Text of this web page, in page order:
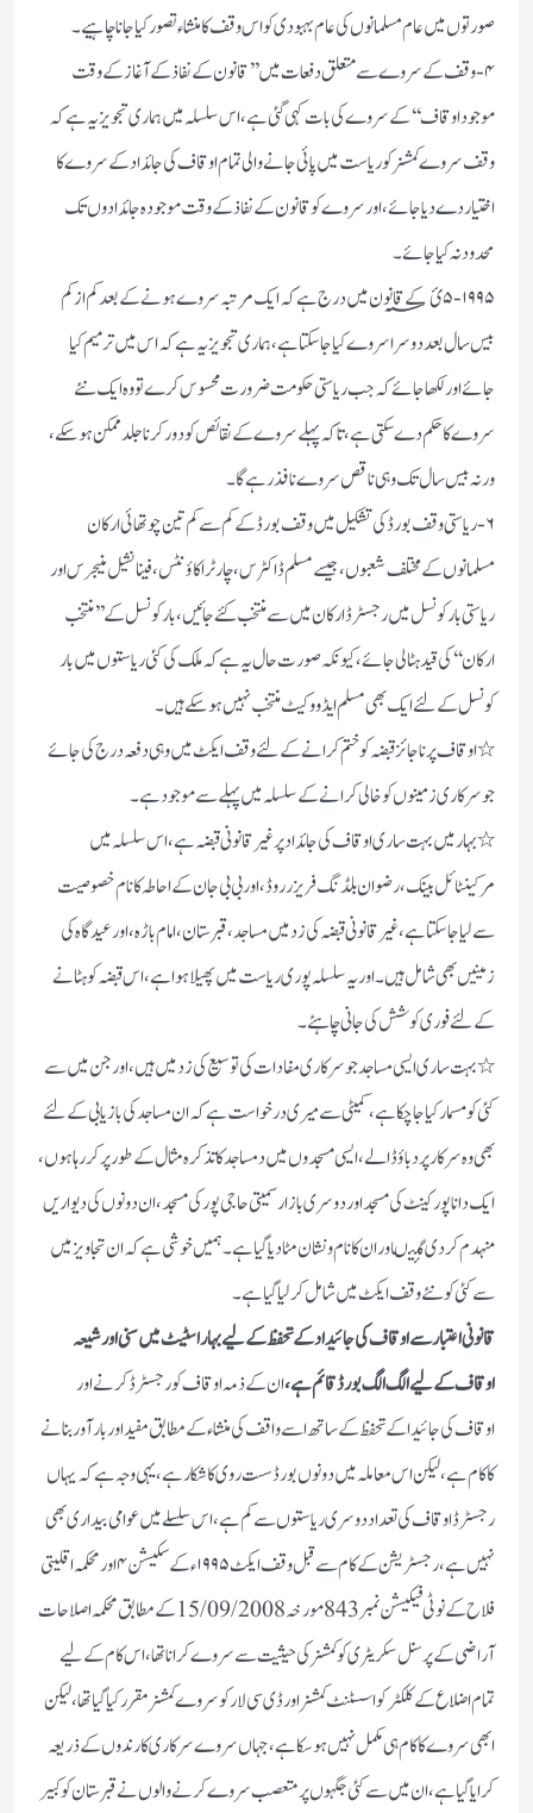
صورتوں میں عام مسلمانوں کی عام بہبودی کو اس وقف کا منشاء تصور کیا جانا چاہیے۔
۴-وقف کے سروے سے متعلق دفعات میں ’’قانون کے نفاذ کے آغاز کے وقت
موجود اوقاف‘‘ کے سروے کی بات کہی گئی ہے، اس سلسلہ میں ہماری تجویز یہ ہے کہ
وقف سروے کمشنر کو ریاست میں پائی جانے والی تمام اوقاف کی جائداد کے سروے کا
اختیار دے دیا جائے، اور سروے کو قانون کے نفاذ کے وقت موجودہ جائدادوں تک
محدود نہ کیا جائے۔
۵-۱۹۹۵ئ؁ کے قانون میں درج ہے کہ ایک مرتبہ سروے ہونے کے بعد کم از کم
بیس سال بعد دوسرا سروے کیا جاسکتا ہے، ہماری تجویز یہ ہے کہ اس میں ترمیم کیا
جائے اور لکھاجائے کہ جب ریاستی حکومت ضرورت محسوس کرے تو وہ ایک نئے
سروے کا حکم دے سکتی ہے، تاکہ پہلے سروے کے نقائص کو دور کرنا جلد ممکن ہوسکے،
ورنہ بیس سال تک وہی ناقص سروے نافذ رہے گا۔
۶-ریاستی وقف بورڈ کی تشکیل میں وقف بورڈ کے کم سے کم تین چوتھائی ارکان
مسلمانوں کے مختلف شعبوں، جیسے مسلم ڈاکٹرس، چارٹر اکاؤنٹس، فینانشیل منیجرس اور
ریاستی بار کونسل میں رجسٹرڈ ارکان میں سے منتخب کئے جائیں،بار کونسل کے’’ منتخب
ارکان‘‘ کی قید ہٹالی جائے، کیونکہ صورت حال یہ ہے کہ ملک کی کئی ریاستوں میں بار
کونسل کے لئے ایک بھی مسلم ایڈووکیٹ منتخب نہیں ہوسکے ہیں۔
٭اوقاف پر ناجائز قبضہ کو ختم کرانے کے لئے وقف ایکٹ میں وہی دفعہ درج کی جائے
جو سرکاری زمینوں کو خالی کرانے کے سلسلہ میں پہلے سے موجود ہے۔
٭بہار میں بہت ساری اوقاف کی جائداد پر غیر قانونی قبضہ ہے، اس سلسلہ میں
مرکینٹائل بینک، رضوان بلڈنگ فریزر روڈ، اور بی بی جان کے احاطہ کا نام خصوصیت
سے لیا جاسکتا ہے، غیر قانونی قبضہ کی زد میں مساجد، قبرستان، امام باڑہ، اور عیدگاہ کی
زمینیں بھی شامل ہیں۔ اور یہ سلسلہ پوری ریاست میں پھیلاہوا ہے، اس قبضہ کو ہٹانے
کے لئے فوری کوشش کی جانی چاہئے۔
٭بہت ساری ایسی مساجد جو سرکاری مفادات کی توسیع کی زد میں ہیں ، اور جن میں سے
کئی کو مسمار کیاجا چکا ہے، کمیٹی سے میری درخواست ہے کہ ان مساجد کی بازیابی کے لئے
بھی وہ سرکار پر دباؤ ڈالے، ایسی مسجدوں میں دمساجد کا تذکرہ مثال کے طور پر کررہاہوں،
ایک دانا پور کینٹ کی مسجد اور دوسری بازار سمیتی حاجی پور کی مسجد، ان دونوں کی دیواریں
منہدم کردی گئیںاور ان کا نام ونشان مٹادیا گیا ہے۔ہمیں خوشی ہے کہ ان تجاویز میں
سے کئی کو نئے وقف ایکٹ میں شامل کر لیا گیا ہے۔
قانونی اعتبار سے اوقاف کی جائیداد کے تحفظ کے لیے بہار اسٹیٹ میں سنی اور شیعہ
اوقاف کے لیے الگ الگ بورڈ قائم ہے،ان کے ذمہ اوقاف کو رجسٹرڈ کرنے اور
اوقاف کی جائیدا کے تحفظ کے ساتھ اسے واقف کی منشاء کے مطابق مفید اور بار آور بنانے
کا کام ہے ، لیکن اس معاملہ میں دونوں بورڈ سست روی کا شکار ہے ، یہی وجہ ہے کہ یہاں
رجسٹرڈ اوقاف کی تعداد دوسری ریاستوں سے کم ہے، اس سلسلے میں عوامی بیداری بھی
نہیں ہے ، رجسٹریشن کے کام سے قبل وقف ایکٹ ۱۹۹۵ء کے سکیشن ۴ اور محکمہ اقلیتی
فلاح کے نوٹی فیکیشن نمبر 843مورخہ 15/09/2008کے مطابق محکمہ اصلاحات
آراضی کے پرسنل سکریٹری کو کمشنرکی حیثیت سے سروے کرانا تھا، اس کام کے لیے
تمام اضلاع کے کلکٹر کو اسسٹنٹ کمشنر اور ڈ ی سی لارکو سروے کمشنر مقرر کیا گیا تھا ، لیکن
ابھی سروے کا کام ہی مکمل نہیں ہو سکا ہے ، جہاں سروے سرکاری کا رندوں کے ذریعہ
کرایا گیا ہے،ان میں سے کئی جگہوں پر متعصب سروے کرنے والوں نے قبرستان کو کبیر